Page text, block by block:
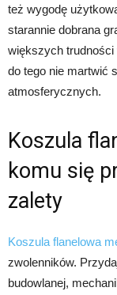
też wygodę
starannie dobrana
większych trudności
do tego nie martwić
atmosferycznych.
Koszula
komu się
zalety
Koszula flanelowa
zwolenników.
budowlanej,